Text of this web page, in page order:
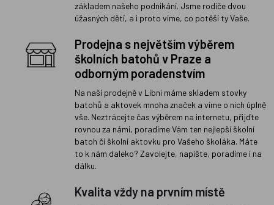
základem našeho podnikání. Jsme rodiče dvou
úžasných dětí, a i proto víme, co potěší ty Vaše.
Prodejna s největším výběrem
školních batohů v Praze a
odborným poradenstvím
Na naší prodejně v Libni máme skladem stovky
batohů a aktovek mnoha značek a víme o nich úplně
vše. Neztrácejte čas výběrem na internetu, přijďte
rovnou za námi, poradíme Vám ten nejlepší školní
batoh či školní aktovku pro Vašeho školáka. Máte
to k nám daleko? Zavolejte, napište, poradíme i na
dálku.
Kvalita vždy na prvním místě